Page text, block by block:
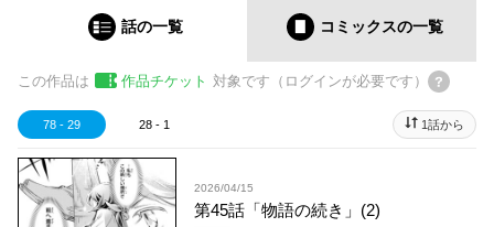
話の一覧 コミックスの一覧
この作品は 作品チケット 対象です（ログインが必要です）
78 - 29 28 - 1 1話から
2026/04/15
第45話「物語の続き」(2)